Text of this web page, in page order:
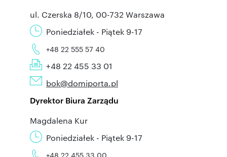
ul. Czerska 8/10, 00-732 Warszawa
Poniedziałek - Piątek 9-17
+48 22 555 57 40
+48 22 455 33 01
bok@domiporta.pl
Dyrektor Biura Zarządu
Magdalena Kur
Poniedziałek - Piątek 9-17
+48 22 455 33 00